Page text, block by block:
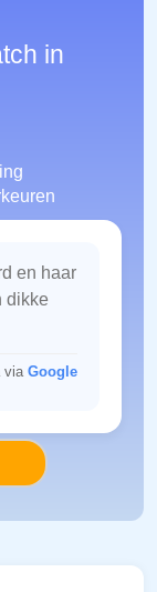
in
en haar
dikke
via Google